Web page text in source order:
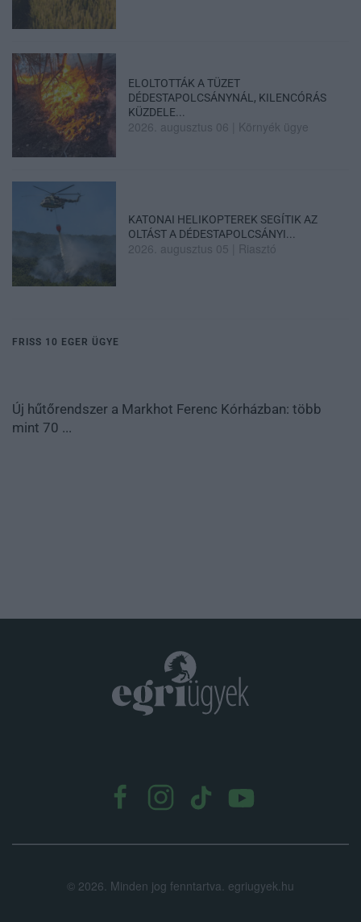
ELOLTOTTÁK A TÜZET
DÉDESTAPOLCSÁNYNÁL, KILENCÓRÁS
KÜZDELE...
2026. augusztus 06 Környék ügye
KATONAI HELIKOPTEREK SEGÍTIK AZ
OLTÁST A DÉDESTAPOLCSÁNYI...
2026. augusztus 05 Riasztó
FRISS 10 EGER ÜGYE
Új hűtőrendszer a Markhot Ferenc Kórházban: több
mint 70 ...
© 2026. Minden jog fenntartva. egriugyek.hu